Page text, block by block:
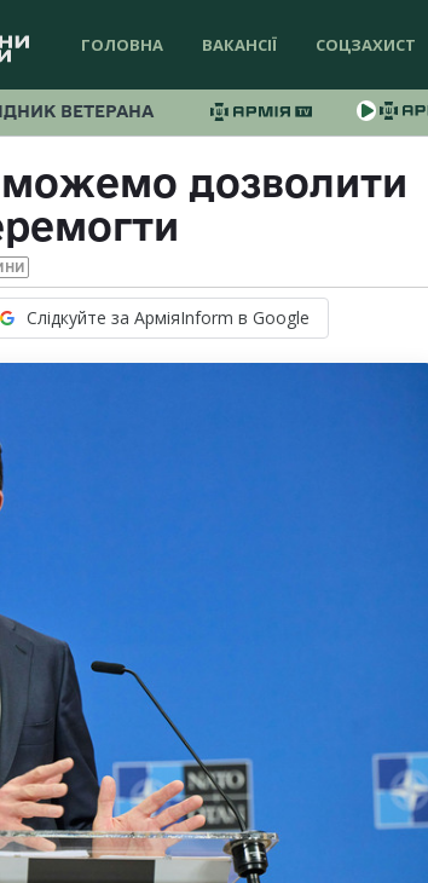
ГОЛОВНА ВАКАНСІЇ СОЦЗАХИСТ
ВЕТЕРАНА
дозволити
Слідкуйте за АрміяInform в Google